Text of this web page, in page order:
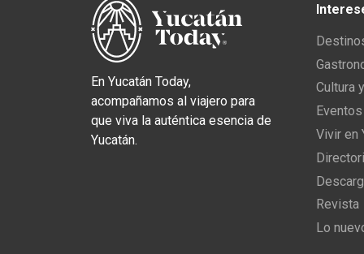
En Yucatán Today,
acompañamos al viajero para
que viva la auténtica esencia de
Yucatán.
Cultura
Vivir en
Revista
Lo